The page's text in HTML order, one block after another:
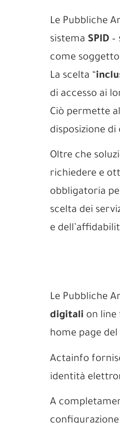
Le Pubbliche
sistema SPID –
come soggetto
La scelta “
di accesso ai
Ciò permette
disposizione
Oltre che
richiedere e
obbligatoria
scelta dei
e
Le Pubbliche
digitali on line
home page
Actainfo
identità
A